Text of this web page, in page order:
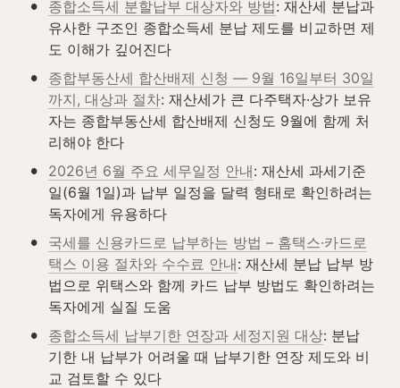
• 종합소득세 분할납부 대상자와 방법: 재산세 분납과
유사한 구조인 종합소득세 분납 제도를 비교하면 제
도 이해가 깊어진다
•
종합부동산세 합산배제 신청 — 9월 16일부터 30일
까지, 대상과 절차: 재산세가 큰 다주택자·상가 보유
자는 종합부동산세 합산배제 신청도 9월에 함께 처
리해야 한다
• 2026년 6월 주요 세무일정 안내: 재산세 과세기준
일(6월 1일)과 납부 일정을 달력 형태로 확인하려는
독자에게 유용하다
•
국세를 신용카드로 납부하는 방법 – 홈택스·카드로
택스 이용 절차와 수수료 안내: 재산세 분납 납부 방
법으로 위택스와 함께 카드 납부 방법도 확인하려는
독자에게 실질 도움
• 종합소득세 납부기한 연장과 세정지원 대상: 분납
기한 내 납부가 어려울 때 납부기한 연장 제도와 비
교 검토할 수 있다